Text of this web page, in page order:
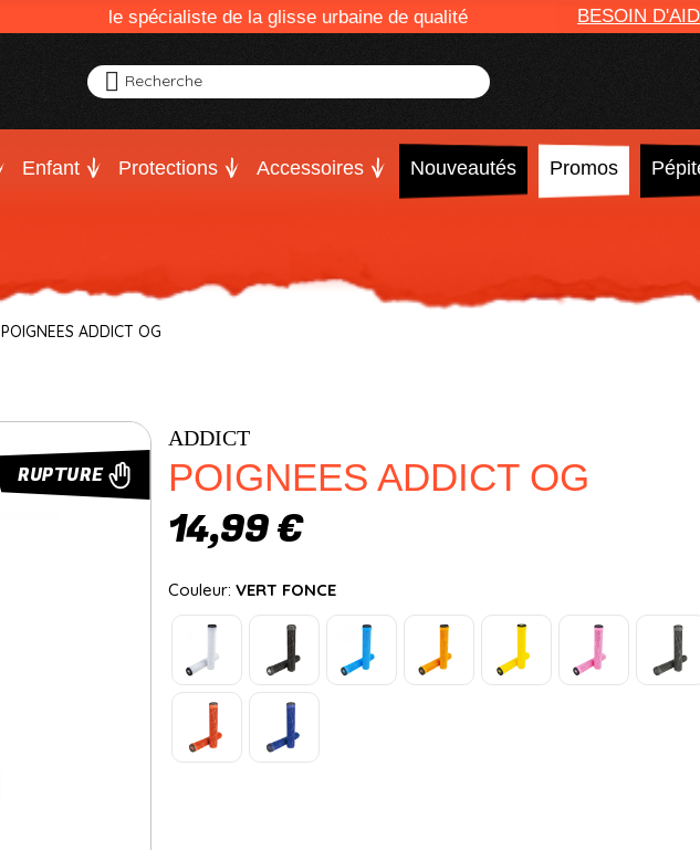
le spécialiste de la glisse urbaine de qualité BESOIN
Recherche
Enfant Protections Accessoires Nouveautés Promos
POIGNEES ADDICT OG
RUPTURE
ADDICT
POIGNEES ADDICT OG
14,99 €
Couleur: VERT FONCE